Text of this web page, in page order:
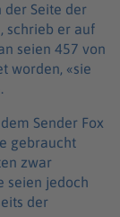
der Seite der
schrieb er auf
seien 457 von
worden, «sie
Sender Fox
gebraucht
zwar
seien jedoch
der